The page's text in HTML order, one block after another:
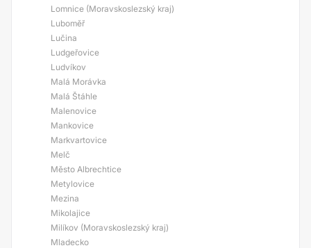
Lomnice (Moravskoslezský kraj)
Luboměř
Lučina
Ludgeřovice
Ludvíkov
Malá Morávka
Malá Štáhle
Malenovice
Mankovice
Markvartovice
Melč
Město Albrechtice
Metylovice
Mezina
Mikolajice
Milíkov (Moravskoslezský kraj)
Mladecko